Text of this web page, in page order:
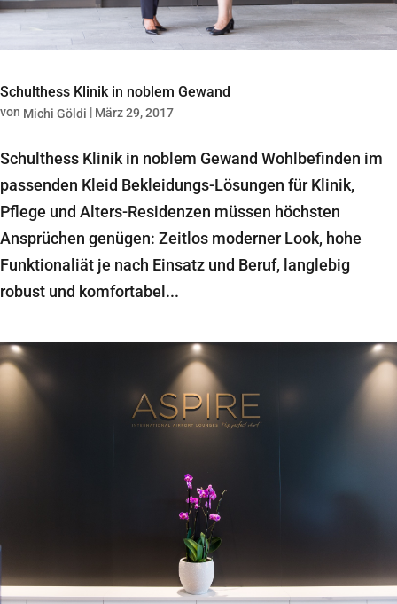
Schulthess Klinik in noblem Gewand
von Michi Göldi | März 29, 2017
Schulthess Klinik in noblem Gewand Wohlbefinden im
passenden Kleid Bekleidungs-Lösungen für Klinik,
Pflege und Alters-Residenzen müssen höchsten
Ansprüchen genügen: Zeitlos moderner Look, hohe
Funktionaliät je nach Einsatz und Beruf, langlebig
robust und komfortabel...